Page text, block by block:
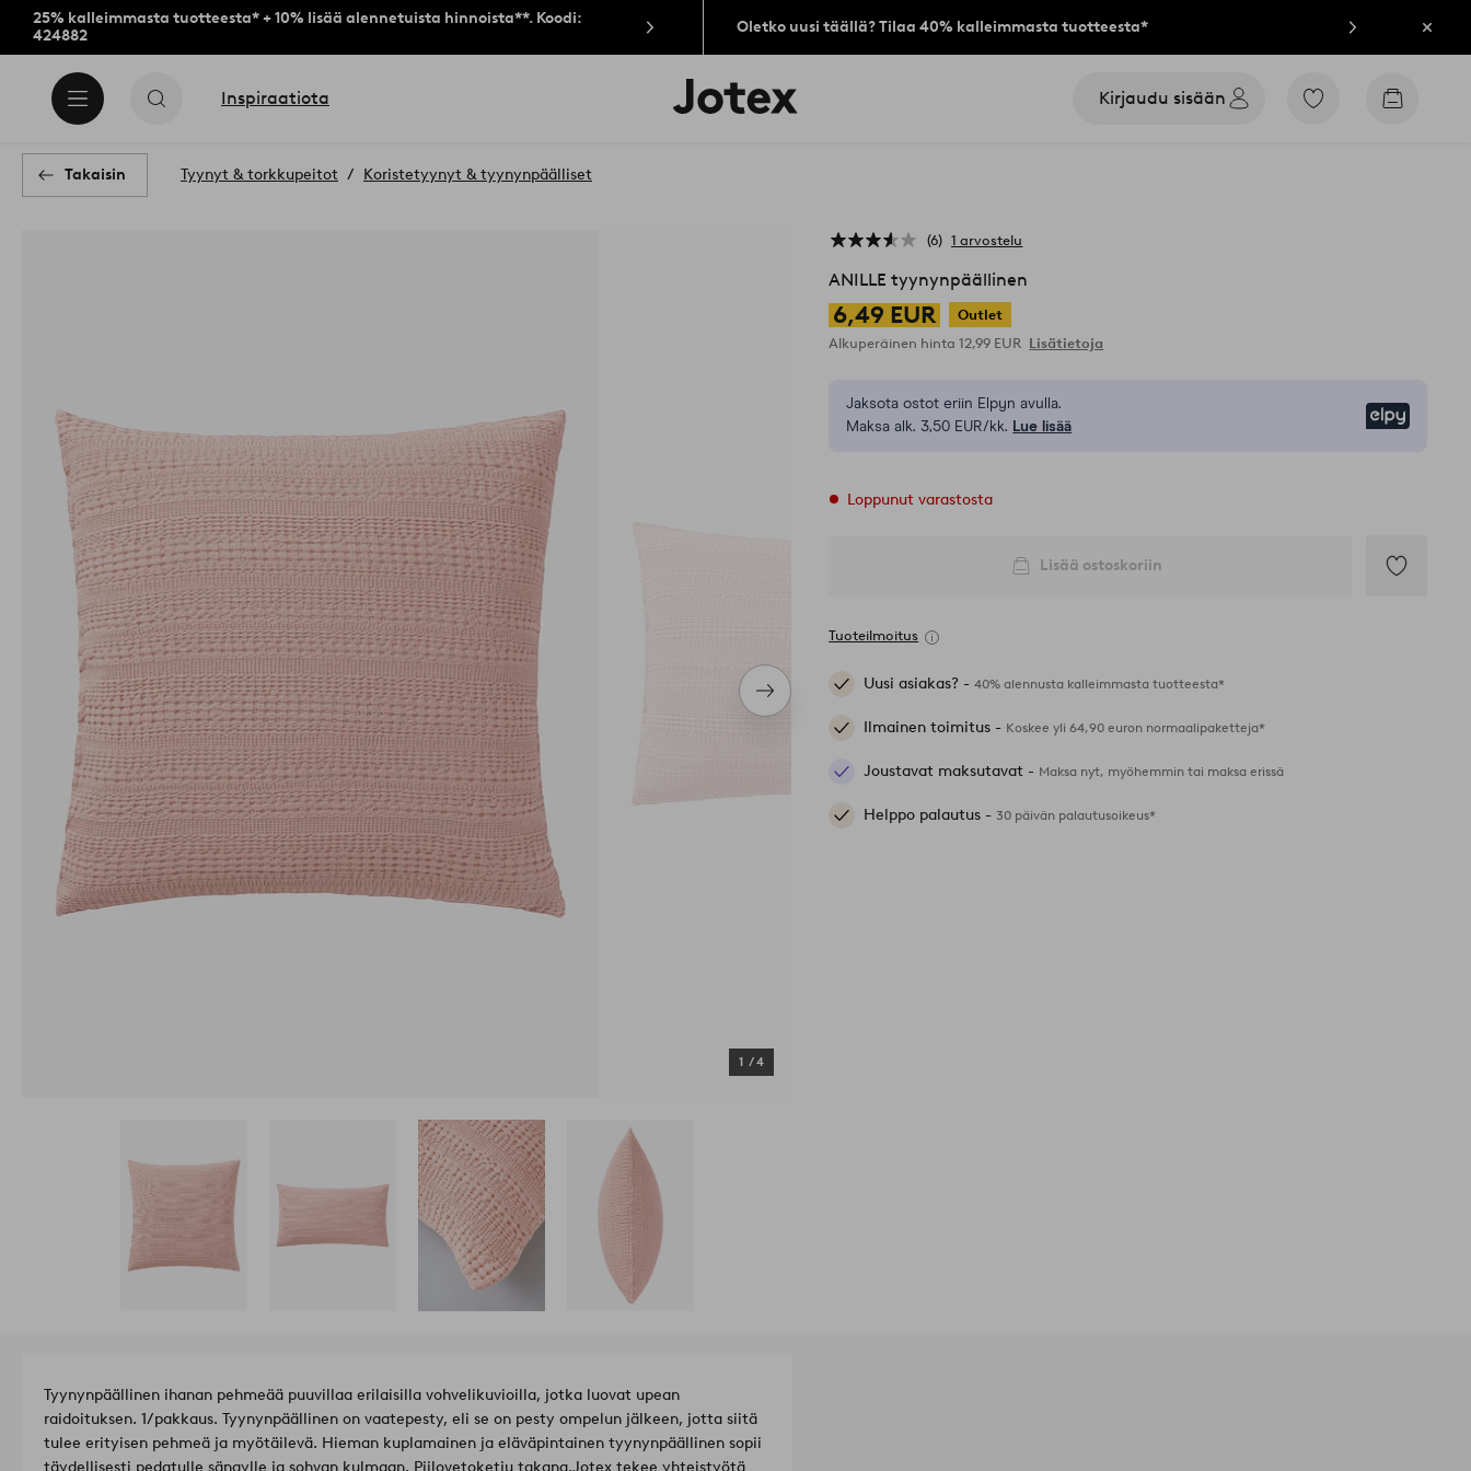
25% kalleimmasta tuotteesta* + 10% lisää alennetuista hinnoista**. Koodi:
424882
Oletko uusi täällä? Tilaa 40% kalleimmasta tuotteesta* Sulje
Inspiraatiota
Jotex-
logo
Kirjaudu sisään
Siirry
Siirry
Takaisin Tyynyt & torkkupeitot Koristetyynyt & tyynynpäälliset
Seuraava
tuote
1 /4
6 1 arvostelu
ANILLE tyynynpäällinen
6,49 EUR
Outlet
Alkuperäinen hinta12,99 EUR Lisätietoja
Jaksota ostot eriin Elpyn avulla.
Maksa alk. 3,50 EUR/kk. Lue lisää
Loppunut varastosta
Lisää ostoskoriin
Tuoteilmoitus
Uusi asiakas? -40% alennusta kalleimmasta tuotteesta*
Ilmainen toimitus - Koskee yli 64,90 euron normaalipaketteja*
Joustavat maksutavat - Maksa nyt, myöhemmin tai maksa erissä
Helppo palautus -30 päivän palautusoikeus*
Tyynynpäällinen ihanan pehmeää puuvillaa erilaisilla vohvelikuvioilla, jotka luovat upean
raidoituksen. 1/pakkaus. Tyynynpäällinen on vaatepesty, eli se on pesty ompelun jälkeen, jotta siitä
tulee erityisen pehmeä ja myötäilevä. Hieman kuplamainen ja eläväpintainen tyynynpäällinen sopii
täydellisesti pedatulle sängylle ja sohvan kulmaan. Piilovetoketju takana.Jotex tekee yhteistyötä